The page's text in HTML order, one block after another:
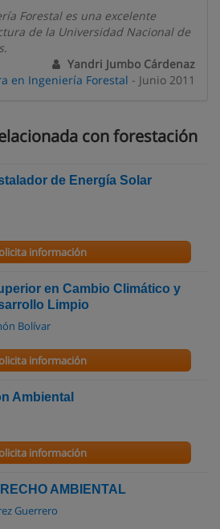
Forestal es una excelente
de la Universidad Nacional de
Yandri Jumbo Cárdenaz
en Ingeniería Forestal - Junio 2011
con forestación
de Energía Solar
información
en Cambio Climático y
Limpio
Bolívar
información
Ambiental
información
AMBIENTAL
Guerrero